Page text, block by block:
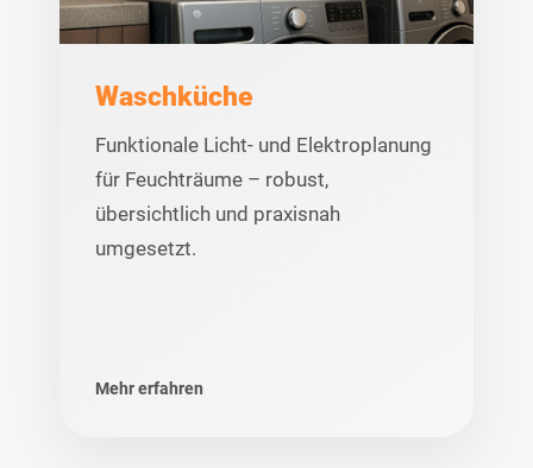
Waschküche
Funktionale Licht- und Elektroplanung
für Feuchträume – robust,
übersichtlich und praxisnah
umgesetzt.
Mehr erfahren